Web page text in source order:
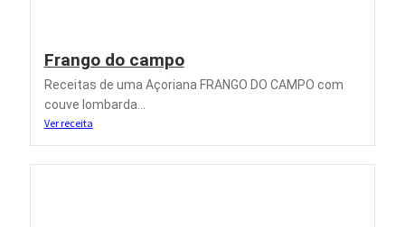
Frango do campo
Receitas de uma Açoriana FRANGO DO CAMPO com
couve lombarda...
Ver receita